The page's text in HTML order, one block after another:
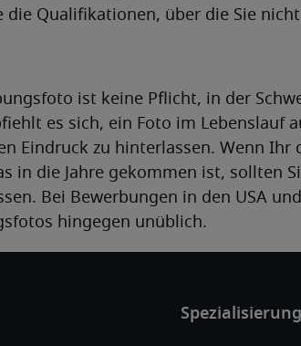
die Qualifikationen, über die Sie
ist keine Pflicht, in der
es sich, ein Foto im Lebenslauf
Eindruck zu hinterlassen. Wenn Ihr
in die Jahre gekommen ist, sollten
Bei Bewerbungen in den USA
hingegen unüblich.